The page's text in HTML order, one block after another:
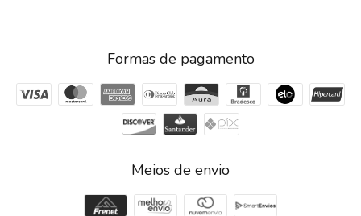
Formas de pagamento
Meios de envio